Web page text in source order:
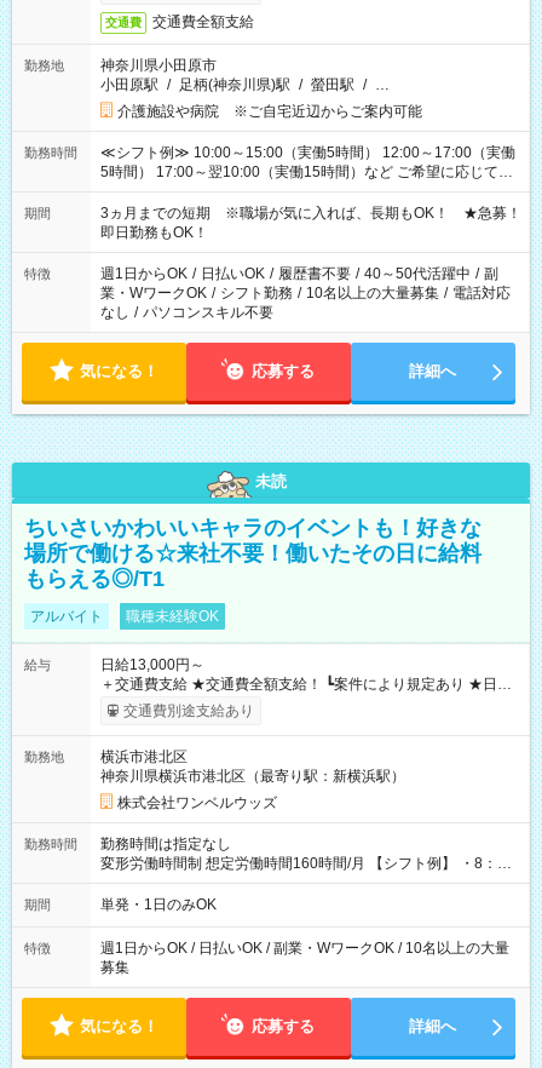
交通費 交通費全額支給
勤務地
神奈川県小田原市
小田原駅 / 足柄(神奈川県)駅 / 螢田駅 / …
介護施設や病院 ※ご自宅近辺からご案内可能
勤務時間
≪シフト例≫ 10:00～15:00（実働5時間） 12:00～17:00（実働
5時間） 17:00～翌10:00（実働15時間）など ご希望に応じて、
働く時間は調整できます！ お気軽に担当へ相談ください！
期間
3ヵ月までの短期 ※職場が気に入れば、長期もOK！ ★急募！
即日勤務もOK！
特徴 週1日からOK / 日払いOK / 履歴書不要 / 40～50代活躍中 / 副
業・WワークOK / シフト勤務 / 10名以上の大量募集 / 電話対応
なし / パソコンスキル不要
気になる！ 応募する 詳細へ
未読
ちいさいかわいいキャラのイベントも！好きな
場所で働ける☆来社不要！働いたその日に給料
もらえる◎/T1
アルバイト 職種未経験OK
給与
日給13,000円～
＋交通費支給 ★交通費全額支給！ ┗案件により規定あり ★日払
いOK！（規定あり） ┗働いたその日に現金GET♪ お仕事後はコ
ンビニATMから 日払い分を引き落とせます！ 【試用期間】試
交通費別途支給あり
勤務地
横浜市港北区
神奈川県横浜市港北区（最寄り駅：新横浜駅）
株式会社ワンベルウッズ
勤務時間
勤務時間は指定なし
変形労働時間制 想定労働時間160時間/月 【シフト例】 ・8：00
～21：00
期間 単発・1日のみOK
特徴
週1日からOK / 日払いOK / 副業・WワークOK / 10名以上の大量
募集
気になる！ 応募する 詳細へ